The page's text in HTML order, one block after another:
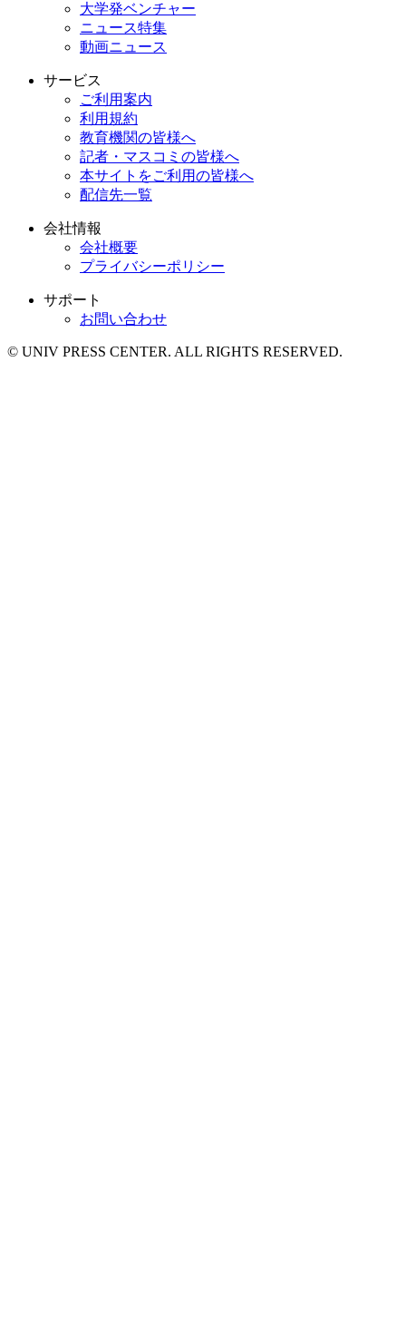
大学発ベンチャー
ニュース特集
動画ニュース
サービス
ご利用案内
利用規約
教育機関の皆様へ
記者・マスコミの皆様へ
本サイトをご利用の皆様へ
配信先一覧
会社情報
会社概要
プライバシーポリシー
サポート
お問い合わせ
© UNIV PRESS CENTER. ALL RIGHTS RESERVED.